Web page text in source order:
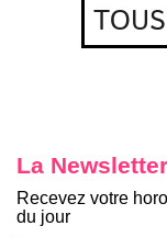
La Newsletter
Recevez votre
du jour